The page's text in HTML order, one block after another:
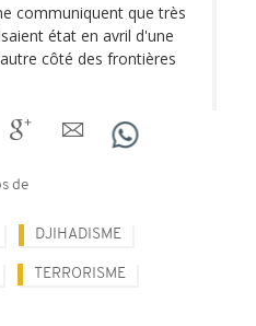
communiquent que très
état en avril d'une
côté des frontières
de
DJIHADISME
TERRORISME